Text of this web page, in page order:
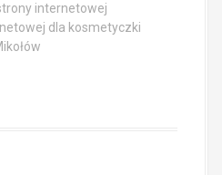
internetowej
dla kosmetyczki